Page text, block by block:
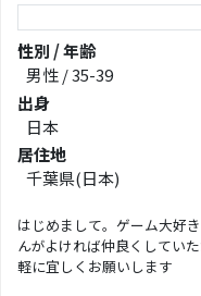
性別 / 年齢
男性 / 35-39
出身
日本
居住地
千葉県(日本)
はじめまして。ゲーム大好
んがよければ仲良くしてい
軽に宜しくお願いします